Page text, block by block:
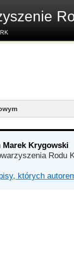
Krygowski
Rodu
których